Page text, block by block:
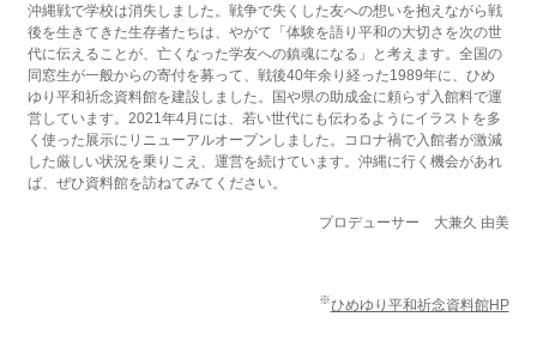
2022/7/21
群馬・高崎電気館 8/5（金）、8/14（日）、8/17（水）、
8/19（金）
2022/6/4
島根・スサノオホール6/26（日）
2022/5/20
大阪・シアターセブン6/23（木）～7/1（金）
2022/5/6
東京・ポレポレ東中野6/18（土）～6/24（金）
東京・シネマ・チュプキ・タバタ6/16（木）～
6/30（木）
「ももちゃんのピアノ」（ポプラ社）
発売
2021/5/20
東京・ポレポレ東中野 6/19(土)～6/25(金)
東京・江戸川区 小松川区民会館 11/8日（日）
沖縄市では、毎月の第２・第４土曜日に、上映が行われ
沖縄戦で学校は消失しました。戦争で失くした友への想いを抱えながら戦
後を生きてきた生存者たちは、やがて「体験を語り平和の大切さを次の世
代に伝えることが、亡くなった学友への鎮魂になる」と考えます。全国の
同窓生が一般からの寄付を募って、戦後40年余り経った1989年に、ひめ
ゆり平和祈念資料館を建設しました。国や県の助成金に頼らず入館料で運
営しています。2021年4月には、若い世代にも伝わるようにイラストを多
く使った展示にリニューアルオープンしました。コロナ禍で入館者が激減
した厳しい状況を乗りこえ、運営を続けています。沖縄に行く機会があれ
ば、ぜひ資料館を訪ねてみてください。
プロデューサー 大兼久 由美
※ひめゆり平和祈念資料館HP